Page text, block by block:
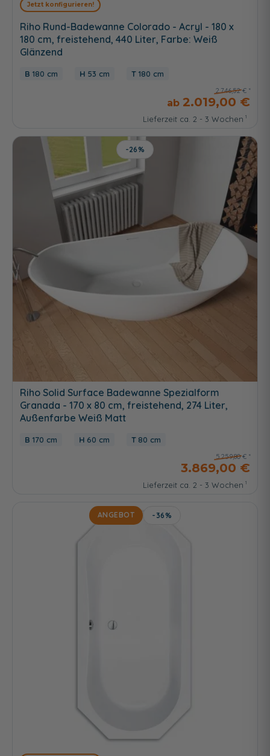
Jetzt konfigurieren!
Riho Rund-Badewanne Colorado - Acryl - 180 x
180 cm, freistehend, 440 Liter, Farbe: Weiß
Glänzend
180 cm 53 cm 180 cm
2.746,52 €
2.019,00 €
Lieferzeit ca. 2 - 3 Wochen
-26%
Riho Solid Surface Badewanne Spezialform
Granada - 170 x 80 cm, freistehend, 274 Liter,
Außenfarbe Weiß Matt
170 cm 60 cm 80 cm
5.259,80 €
3.869,00 €
Lieferzeit ca. 2 - 3 Wochen
ANGEBOT -36%